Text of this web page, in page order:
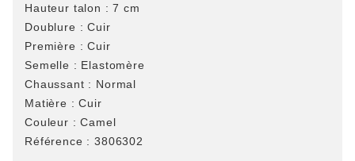
Hauteur talon : 7 cm
Doublure : Cuir
Première : Cuir
Semelle : Elastomère
Chaussant : Normal
Matière : Cuir
Couleur : Camel
Référence : 3806302